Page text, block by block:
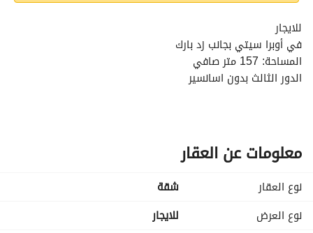
للايجار
في أوبرا سيتي بجانب زد بارك
المساحة: 157 متر صافي
الدور الثالث بدون اسانسير
تشطيب سوبر لوكس
كهرباء - غاز - مياه متوفرين
المطلوب: 16,500 جنيه شهريًا
معلومات عن العقار
نوع العقار
شقة
نوع العرض
للايجار